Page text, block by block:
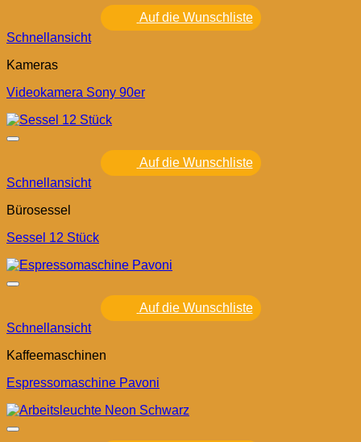
Auf die Wunschliste
Schnellansicht
Kameras
Videokamera Sony 90er
Auf die Wunschliste
Schnellansicht
Bürosessel
Sessel 12 Stück
Auf die Wunschliste
Schnellansicht
Kaffeemaschinen
Espressomaschine Pavoni